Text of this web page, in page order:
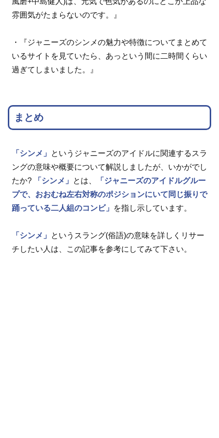
雰囲気がたまらないのです。』
・『ジャニーズのシンメの魅力や特徴についてまとめて
いるサイトを見ていたら、あっという間に二時間くらい
過ぎてしまいました。』
まとめ
「シンメ」
というジャニーズのアイドルに関連するスラ
ングの意味や概要について解説しましたが、いかがでし
たか?
「シンメ」 とは、
「ジャニーズのアイドルグルー
プで、おおむね左右対称のポジションにいて同じ振りで
踊っている二人組のコンビ」
を指し示しています。
「シンメ」
というスラング(俗語)の意味を詳しくリサー
チしたい人は、この記事を参考にしてみて下さい。